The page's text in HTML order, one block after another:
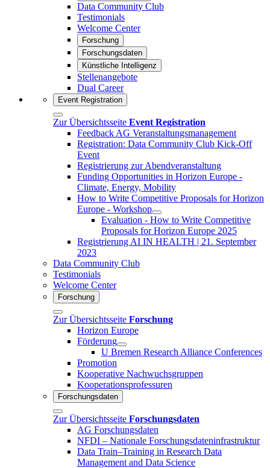
Data Community Club
Testimonials
Welcome Center
Forschung
Forschungsdaten
Künstliche Intelligenz
Stellenangebote
Dual Career
Event Registration
Zur Übersichtsseite Event Registration
Feedback AG Veranstaltungsmanagement
Registration: Data Community Club Kick-Off
Event
Registrierung zur Abendveranstaltung
Funding Opportunities in Horizon Europe -
Climate, Energy, Mobility
How to Write Competitive Proposals for Horizon
Europe - Workshop
Evaluation - How to Write Competitive
Proposals for Horizon Europe 2025
Registrierung AI IN HEALTH | 21. September
2023
Data Community Club
Testimonials
Welcome Center
Forschung
Zur Übersichtsseite Forschung
Horizon Europe
Förderung
U Bremen Research Alliance Conferences
Promotion
Kooperative Nachwuchsgruppen
Kooperationsprofessuren
Forschungsdaten
Zur Übersichtsseite Forschungsdaten
AG Forschungsdaten
NFDI – Nationale Forschungsdateninfrastruktur
Data Train–Training in Research Data
Management and Data Science